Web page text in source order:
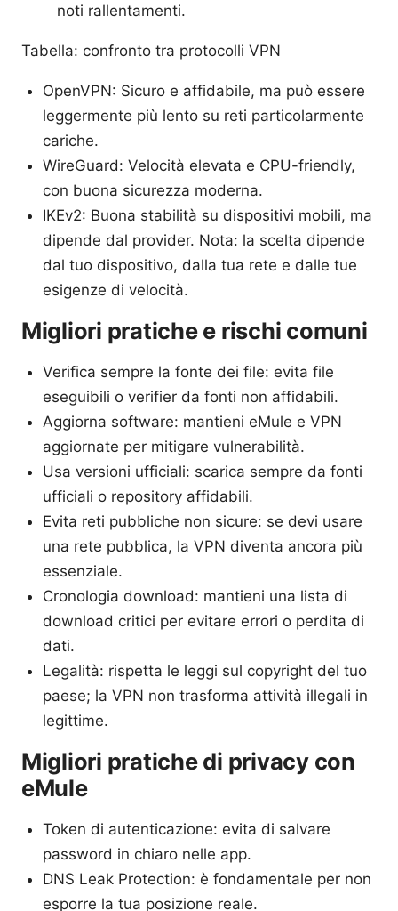
noti rallentamenti.
Tabella: confronto tra protocolli VPN
OpenVPN: Sicuro e affidabile, ma può essere
leggermente più lento su reti particolarmente
cariche.
WireGuard: Velocità elevata e CPU-friendly,
con buona sicurezza moderna.
IKEv2: Buona stabilità su dispositivi mobili, ma
dipende dal provider. Nota: la scelta dipende
dal tuo dispositivo, dalla tua rete e dalle tue
esigenze di velocità.
Migliori pratiche e rischi comuni
Verifica sempre la fonte dei file: evita file
eseguibili o verifier da fonti non affidabili.
Aggiorna software: mantieni eMule e VPN
aggiornate per mitigare vulnerabilità.
Usa versioni ufficiali: scarica sempre da fonti
ufficiali o repository affidabili.
Evita reti pubbliche non sicure: se devi usare
una rete pubblica, la VPN diventa ancora più
essenziale.
Cronologia download: mantieni una lista di
download critici per evitare errori o perdita di
dati.
Legalità: rispetta le leggi sul copyright del tuo
paese; la VPN non trasforma attività illegali in
legittime.
Migliori pratiche di privacy con
eMule
Token di autenticazione: evita di salvare
password in chiaro nelle app.
DNS Leak Protection: è fondamentale per non
esporre la tua posizione reale.